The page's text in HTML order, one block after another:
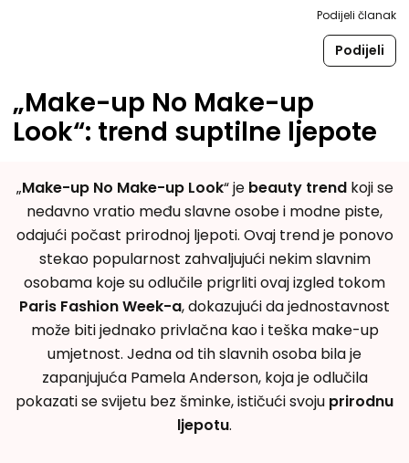
„Make-up No Make-up
Look“: trend suptilne ljepote
Podijeli članak
Podijeli
„Make-up No Make-up Look“ je beauty trendkoji se
nedavno vratio među slavne osobe i modne piste,
odajući počast prirodnoj ljepoti. Ovaj trend je ponovo
stekao popularnost zahvaljujući nekim slavnim
osobama koje su odlučile prigrliti ovaj izgled tokom
Paris Fashion Week-a, dokazujući da jednostavnost
može biti jednako privlačna kao i teška make-up
umjetnost. Jedna od tih slavnih osoba bila je
zapanjujuća Pamela Anderson, koja je odlučila
pokazati se svijetu bez šminke, ističući svoju prirodnu
ljepotu.